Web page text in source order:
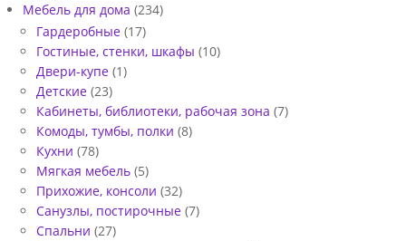
Мебель для дома (234)
Гардеробные (17)
Гостиные, стенки, шкафы (10)
Двери-купе (1)
Детские (23)
Кабинеты, библиотеки, рабочая зона (7)
Комоды, тумбы, полки (8)
Кухни (78)
Мягкая мебель (5)
Прихожие, консоли (32)
Санузлы, постирочные (7)
Спальни (27)